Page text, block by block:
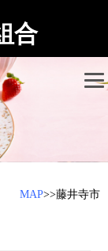
合
MAP>>藤井寺市